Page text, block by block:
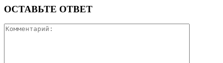
ОСТАВЬТЕ ОТВЕТ